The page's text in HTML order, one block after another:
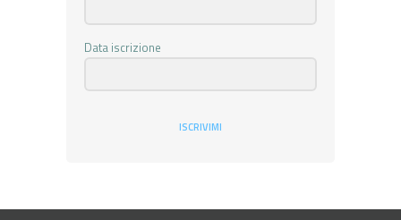
Data iscrizione
ISCRIVIMI